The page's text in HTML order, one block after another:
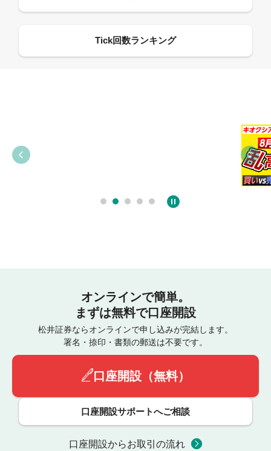
オンラインで簡単。
まずは無料で口座開設
松井証券ならオンラインで申し込みが完結します。
署名・捺印・書類の郵送は不要です。
口座開設（無料）
口座開設サポートへご相談
口座開設からお取引の流れ